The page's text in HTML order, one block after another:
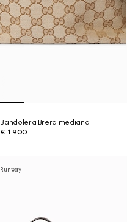
Bandolera Brera mediana
€ 1.900
Runway